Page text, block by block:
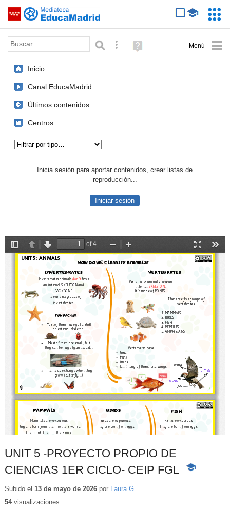
Saltar navegación
Palabra o frase: Búsqueda avanzada
Ayuda
(en
Inicio
Canal EducaMadrid
Últimos contenidos
Centros
Inicia sesión para aportar contenidos, crear listas de
reproducción...
Iniciar sesión
UNIT 5 -PROYECTO PROPIO DE
CIENCIAS 1ER CICLO- CEIP FGL
-
Subido el 13 de mayo de 2026por Laura G.
54visualizaciones